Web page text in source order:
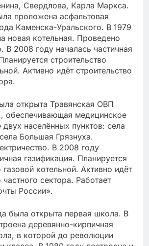
Свердлова, Карла Маркса.
проложена асфальтовая
Каменска-Уральского. В 1979
новая котельная. Проведено
В 2008 году началась частичная
строительство
Активно идёт строительство
открыта Травянская ОВП
обеспечивающая медицинское
населённых пунктов: села
Большая Грязнуха.
В 2008 году
газификация. Планируется
газовой котельной. Активно идёт
частного сектора. Работает
России».
была открыта первая школа. В
деревянно-кирпичная
в которой до революции